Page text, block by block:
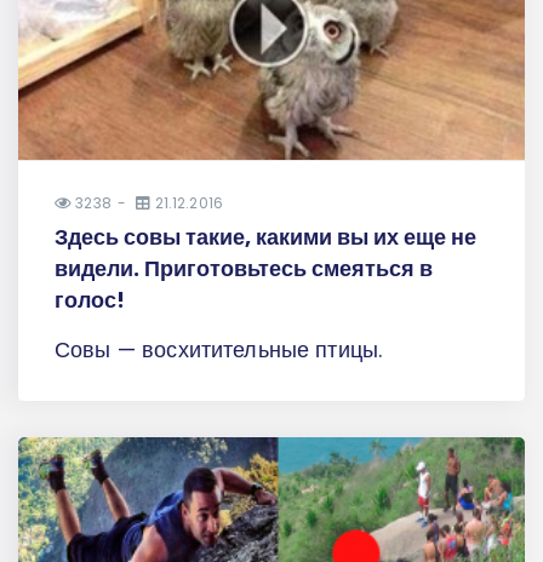
3238 21.12.2016
Здесь совы такие, какими вы их еще не
видели. Приготовьтесь смеяться в
голос!
Совы — восхитительные птицы.